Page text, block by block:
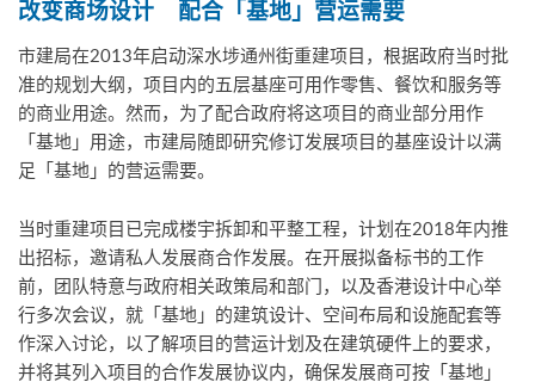
改变商场设计 配合 「 基地」营运需要
市建局在2013年启动深水埗通州街重建项目，根据政府当时批
准的规划大纲，项目内的五层基座可用作零售、餐饮和服务等
的商业用途。然而，为了配合政府将这项目的商业部分用作
「基地」用途，市建局随即研究修订发展项目的基座设计以满
足「基地」的营运需要。
当时重建项目已完成楼宇拆卸和平整工程，计划在2018年内推
出招标，邀请私人发展商合作发展。在开展拟备标书的工作
前，团队特意与政府相关政策局和部门，以及香港设计中心举
行多次会议，就「基地」的建筑设计、空间布局和设施配套等
作深入讨论，以了解项目的营运计划及在建筑硬件上的要求，
并将其列入项目的合作发展协议内，确保发展商可按「基地」